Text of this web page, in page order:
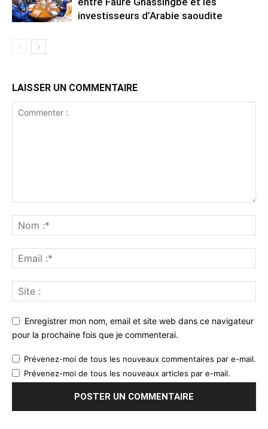
investisseurs d’Arabie saoudite
LAISSER UN COMMENTAIRE
Enregistrer mon nom, email et site web dans ce navigateur
pour la prochaine fois que je commenterai.
Prévenez-moi de tous les nouveaux commentaires par e-mail.
Prévenez-moi de tous les nouveaux articles par e-mail.